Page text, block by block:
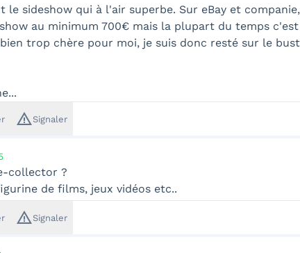
le sideshow qui à l'air superbe. Sur eBay et
au minimum 700€ mais la plupart du temps
trop chère pour moi, je suis donc resté sur le
warning_amberSignaler
collector ?
de films, jeux vidéos etc..
warning_amberSignaler